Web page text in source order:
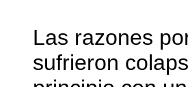
Las razones
sufrieron